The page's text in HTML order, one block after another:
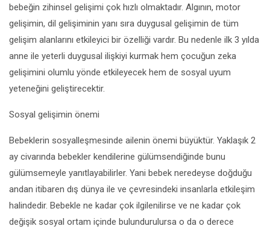
bebeğin zihinsel gelişimi çok hızlı olmaktadır. Algının, motor
gelişimin, dil gelişiminin yanı sıra duygusal gelişimin de tüm
gelişim alanlarını etkileyici bir özelliği vardır. Bu nedenle ilk 3 yılda
anne ile yeterli duygusal ilişkiyi kurmak hem çocuğun zeka
gelişimini olumlu yönde etkileyecek hem de sosyal uyum
yeteneğini geliştirecektir.
Sosyal gelişimin önemi
Bebeklerin sosyalleşmesinde ailenin önemi büyüktür. Yaklaşık 2
ay civarında bebekler kendilerine gülümsendiğinde bunu
gülümsemeyle yanıtlayabilirler. Yani bebek neredeyse doğduğu
andan itibaren dış dünya ile ve çevresindeki insanlarla etkileşim
halindedir. Bebekle ne kadar çok ilgilenilirse ve ne kadar çok
değişik sosyal ortam içinde bulundurulursa o da o derece